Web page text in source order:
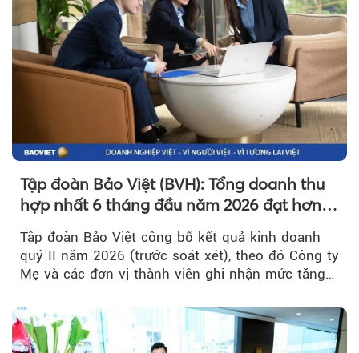
Tập đoàn Bảo Việt (BVH): Tổng doanh thu
hợp nhất 6 tháng đầu năm 2026 đạt hơn
Tập đoàn Bảo Việt công bố kết quả kinh doanh
quý II năm 2026 (trước soát xét), theo đó Công ty
Mẹ và các đơn vị thành viên ghi nhận mức tăng